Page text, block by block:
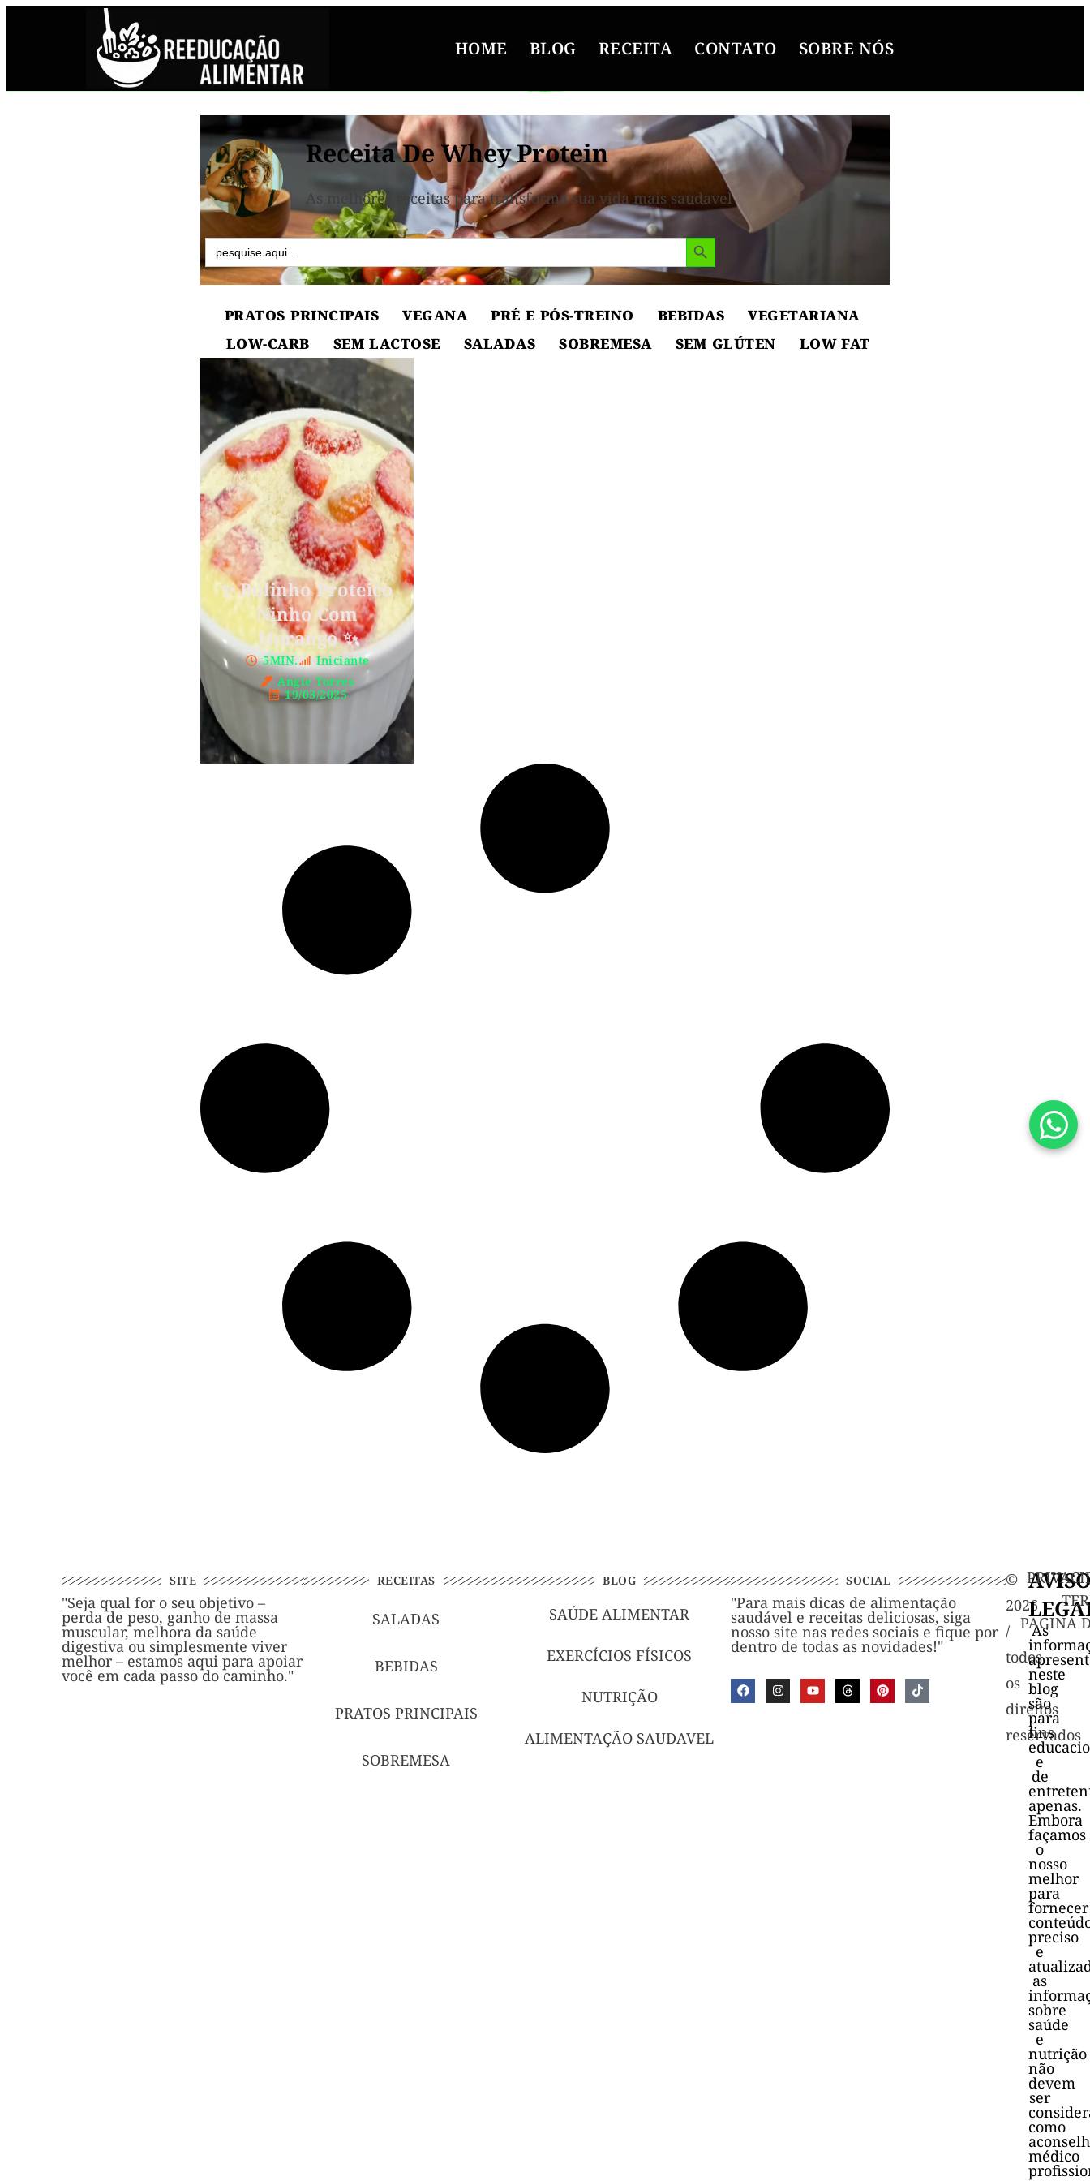
HOME BLOG RECEITA CONTATO SOBRE NÓS
Receita De Whey Protein
As melhores receitas para transforma sua vida mais saudavel
Search
for:
Search Button
PRATOS PRINCIPAIS VEGANA PRÉ E PÓS-TREINO BEBIDAS
VEGETARIANA
LOW-CARB
SEM LACTOSE SALADAS SOBREMESA SEM GLÚTEN LOW FAT
✨ Bolinho Proteico
Ninho Com
Morango ✨
5MIN.
Iniciante
Angie Torres
19/03/2025
SITE
"Seja qual for o seu objetivo –
perda de peso, ganho de massa
muscular, melhora da saúde
digestiva ou simplesmente viver
melhor – estamos aqui para apoiar
você em cada passo do caminho."
RECEITAS
SALADAS
BEBIDAS
PRATOS PRINCIPAIS
SOBREMESA
BLOG
SAÚDE ALIMENTAR
EXERCÍCIOS FÍSICOS
NUTRIÇÃO
ALIMENTAÇÃO SAUDAVEL
SOCIAL
"Para mais dicas de alimentação
saudável e receitas deliciosas, siga
nosso site nas redes sociais e fique por
dentro de todas as novidades!"
©️
2026
/
todos
os
direitos
reservados
PAGINA
As
neste
blog
são
para
fins
e
de
apenas.
Embora
façamos
o
nosso
melhor
para
fornecer
preciso
e
as
sobre
saúde
e
nutrição
não
devem
ser
como
médico